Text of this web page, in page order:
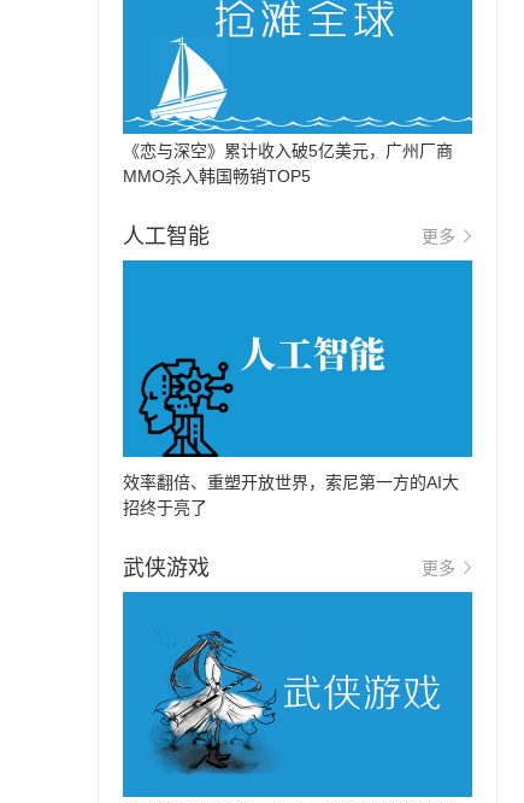
《恋与深空》累计收入破5亿美元，广州厂商
MMO杀入韩国畅销TOP5
人工智能 更多
效率翻倍、重塑开放世界，索尼第一方的AI大
招终于亮了
武侠游戏 更多